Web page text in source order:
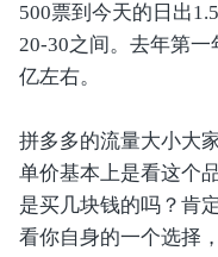
500票到今天的日出
20-30之间。去年第
亿左右。
拼多多的流量大小大
单价基本上是看这个
是买几块钱的吗？肯
看你自身的一个选择